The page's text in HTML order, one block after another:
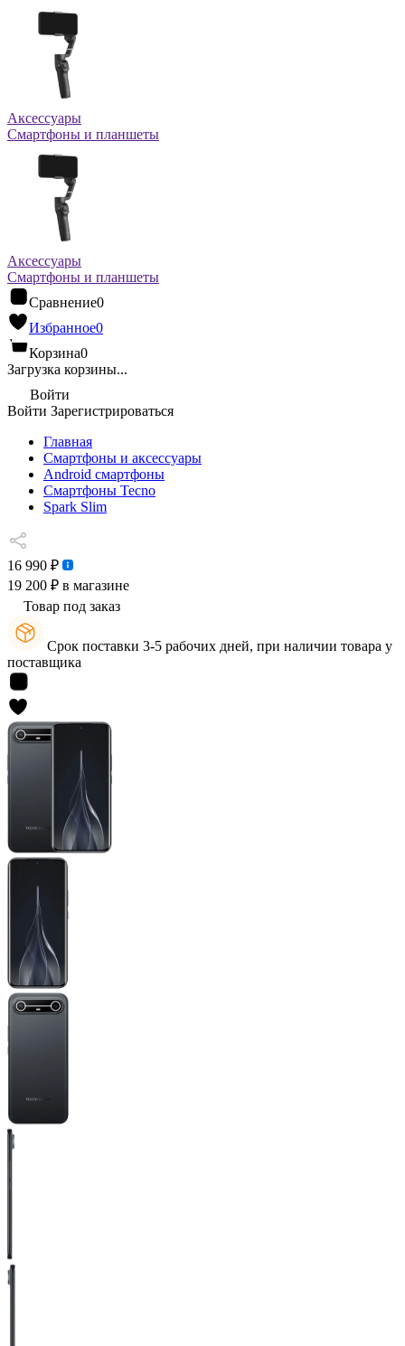
Аксессуары
Смартфоны и планшеты
Аксессуары
Смартфоны и планшеты
Сравнение0
Избранное0
Корзина0
Загрузка корзины...
Войти
Войти Зарегистрироваться
Главная
Смартфоны и аксессуары
Android cмартфоны
Смартфоны Tecno
Spark Slim
16 990 ₽
19 200 ₽ в магазине
Товар под заказ
Срок поставки 3-5 рабочих дней, при наличии товара у
поставщика